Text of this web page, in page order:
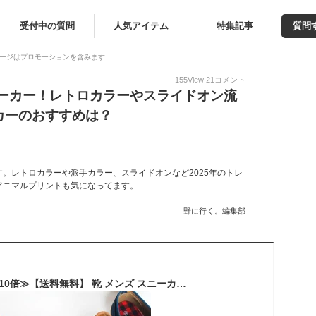
受付中の質問 人気アイテム 特集記事 質問
ジはプロモーションを含みます
155View 21 コメント
カー！レトロカラーやスライドオン流
のおすすめは？
レトロカラーや派手カラー、スライドオンなど2025年のトレ
マルプリントも気になってます。
野に行く。編集部
≪期間限定■ポイント10倍≫【送料無料】 靴 メンズ スニーカー カジュアルシューズ 大人 キャンバス メンズシューズ メンズスニーカー デッキシューズ 軽量 men's sneaker 人気 靴/2025新作 春夏 新生活